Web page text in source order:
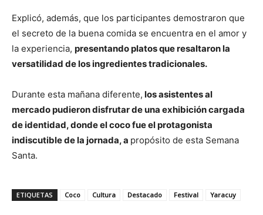
Explicó, además, que los participantes demostraron que
el secreto de la buena comida se encuentra en el amor y
la experiencia, presentando platos que resaltaron la
versatilidad de los ingredientes tradicionales.
Durante esta mañana diferente, los asistentes al
mercado pudieron disfrutar de una exhibición cargada
de identidad, donde el coco fue el protagonista
indiscutible de la jornada, a propósito de esta Semana
Santa.
ETIQUETAS Coco Cultura Destacado Festival Yaracuy